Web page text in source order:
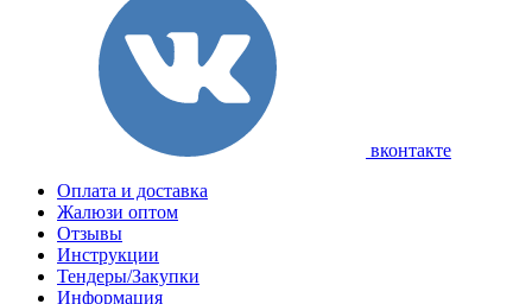
вконтакте
Оплата и доставка
Жалюзи оптом
Отзывы
Инструкции
Тендеры/Закупки
Информация